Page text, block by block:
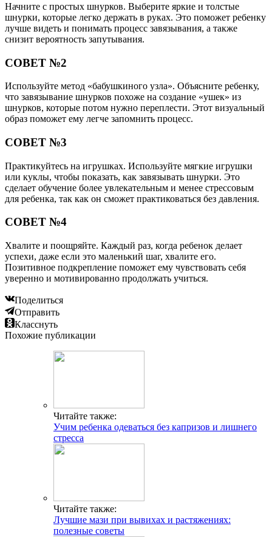
Начните с простых шнурков. Выберите яркие и толстые
шнурки, которые легко держать в руках. Это поможет ребенку
лучше видеть и понимать процесс завязывания, а также
снизит вероятность запутывания.
СОВЕТ №2
Используйте метод «бабушкиного узла». Объясните ребенку,
что завязывание шнурков похоже на создание «ушек» из
шнурков, которые потом нужно переплести. Этот визуальный
образ поможет ему легче запомнить процесс.
СОВЕТ №3
Практикуйтесь на игрушках. Используйте мягкие игрушки
или куклы, чтобы показать, как завязывать шнурки. Это
сделает обучение более увлекательным и менее стрессовым
для ребенка, так как он сможет практиковаться без давления.
СОВЕТ №4
Хвалите и поощряйте. Каждый раз, когда ребенок делает
успехи, даже если это маленький шаг, хвалите его.
Позитивное подкрепление поможет ему чувствовать себя
уверенно и мотивированно продолжать учиться.
Поделиться
Отправить
Класснуть
Похожие публикации
Читайте также:
Учим ребенка одеваться без капризов и лишнего
стресса
Читайте также:
Лучшие мази при вывихах и растяжениях:
полезные советы